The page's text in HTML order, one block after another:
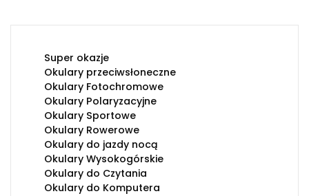
Super okazje
Okulary przeciwsłoneczne
Okulary Fotochromowe
Okulary Polaryzacyjne
Okulary Sportowe
Okulary Rowerowe
Okulary do jazdy nocą
Okulary Wysokogórskie
Okulary do Czytania
Okulary do Komputera